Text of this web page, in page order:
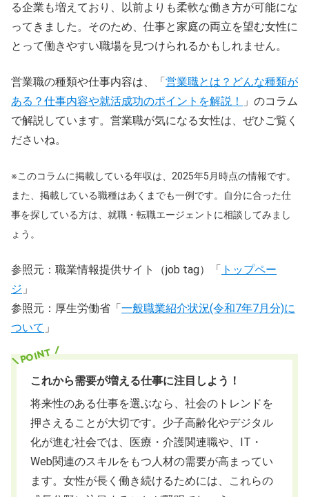
る企業も増えており、以前よりも柔軟な働き方が可能にな
ってきました。そのため、仕事と家庭の両立を望む女性に
とって働きやすい職場を見つけられるかもしれません。
営業職の種類や仕事内容は、「 営業職とは？どんな種類が
ある？仕事内容や就活成功のポイントを解説！
」のコラム
で解説しています。営業職が気になる女性は、ぜひご覧く
ださいね。
※このコラムに掲載している年収は、2025年5月時点の情報です。
また、掲載している職種はあくまでも一例です。自分に合った仕
事を探している方は、就職・転職エージェントに相談してみまし
ょう。
参照元：職業情報提供サイト（job tag）「
トップペー
ジ 」
参照元：厚生労働省「 一般職業紹介状況(令和7年7月分)に
ついて 」
これから需要が増える仕事に注目しよう！
将来性のある仕事を選ぶなら、社会のトレンドを
押さえることが大切です。少子高齢化やデジタル
化が進む社会では、医療・介護関連職や、IT・
Web関連のスキルをもつ人材の需要が高まってい
ます。女性が長く働き続けるためには、これらの